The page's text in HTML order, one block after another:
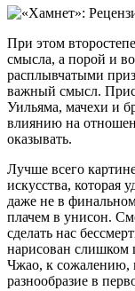
При этом
смысла, а порой и
расплывчатыми
важный смысл.
Уильяма, мачехи и
влиянию на
оказывать.
Лучше всего
искусства, которая
даже не в
плачем в унисон.
сделать нас
нарисован
Чжао, к сожалению,
разнообразие в